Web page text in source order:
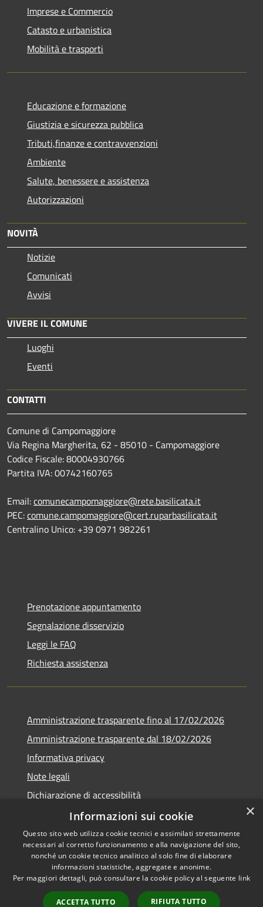
Imprese e Commercio
Catasto e urbanistica
Mobilità e trasporti
Educazione e formazione
Giustizia e sicurezza pubblica
Tributi,finanze e contravvenzioni
Ambiente
Salute, benessere e assistenza
Autorizzazioni
NOVITÀ
Notizie
Comunicati
Avvisi
VIVERE IL COMUNE
Luoghi
Eventi
CONTATTI
Comune di Campomaggiore
Via Regina Margherita, 62 - 85010 - Campomaggiore
Codice Fiscale: 80004930766
Partita IVA: 00742160765
Email:comunecampomaggiore@rete.basilicata.it
PEC:comune.campomaggiore@cert.ruparbasilicata.it
Centralino Unico: +39 0971 982261
Prenotazione appuntamento
Segnalazione disservizio
Leggi le FAQ
Richiesta assistenza
Amministrazione trasparente fino al 17/02/2026
Amministrazione trasparente dal 18/02/2026
Informativa privacy
Note legali
Dichiarazione di accessibilità
Obbiettivi di accessibilità
RSS
Accessibilità
Copyright © 2026 • Comune di
Campomaggiore • Powered by
Municipium• Accesso
×
Informazioni sui cookie
Questo sito web utilizza cookie tecnici e assimilati strettamente
necessari al corretto funzionamento e alla navigazione del sito,
nonché un cookie tecnico analitico al solo fine di elaborare
informazioni statistiche, aggregate e anonime.
Per maggiori dettagli, può consultare la cookie policy al seguente link
ACCETTA TUTTO RIFIUTA TUTTO